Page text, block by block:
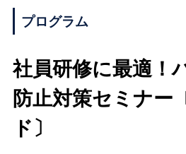
プログラム
社員研修に最適！
防止対策セミナー
ド〕